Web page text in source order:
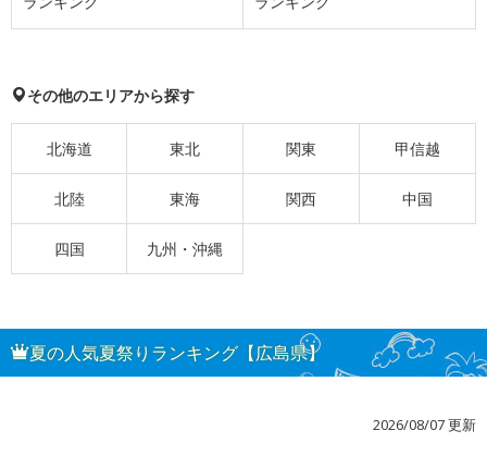
その他のエリアから探す
北海道 東北 関東 甲信越
北陸 東海 関西 中国
四国 九州・沖縄
夏の人気夏祭りランキング【広島県】
2026/08/07 更新